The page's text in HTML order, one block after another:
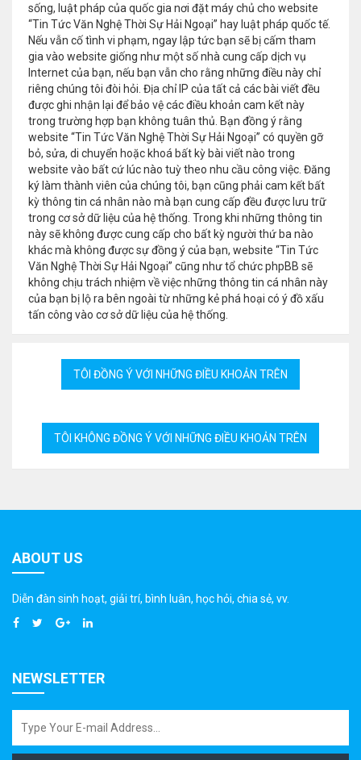
sống, luật pháp của quốc gia nơi đặt máy chủ cho website
“Tin Tức Văn Nghệ Thời Sự Hải Ngoại” hay luật pháp quốc tế.
Nếu vẫn cố tình vi phạm, ngay lập tức bạn sẽ bị cấm tham
gia vào website giống như một số nhà cung cấp dịch vụ
Internet của bạn, nếu bạn vẫn cho rằng những điều này chỉ
riêng chúng tôi đòi hỏi. Địa chỉ IP của tất cả các bài viết đều
được ghi nhận lại để bảo vệ các điều khoản cam kết này
trong trường hợp bạn không tuân thủ. Bạn đồng ý rằng
website “Tin Tức Văn Nghệ Thời Sự Hải Ngoại” có quyền gỡ
bỏ, sửa, di chuyển hoặc khoá bất kỳ bài viết nào trong
website vào bất cứ lúc nào tuỳ theo nhu cầu công việc. Đăng
ký làm thành viên của chúng tôi, bạn cũng phải cam kết bất
kỳ thông tin cá nhân nào mà bạn cung cấp đều được lưu trữ
trong cơ sở dữ liệu của hệ thống. Trong khi những thông tin
này sẽ không được cung cấp cho bất kỳ người thứ ba nào
khác mà không được sự đồng ý của bạn, website “Tin Tức
Văn Nghệ Thời Sự Hải Ngoại” cũng như tổ chức phpBB sẽ
không chịu trách nhiệm về việc những thông tin cá nhân này
của bạn bị lộ ra bên ngoài từ những kẻ phá hoại có ý đồ xấu
tấn công vào cơ sở dữ liệu của hệ thống.
ABOUT US
Diễn đàn sinh hoạt, giải trí, bình luân, học hỏi, chia sẻ, vv.
NEWSLETTER